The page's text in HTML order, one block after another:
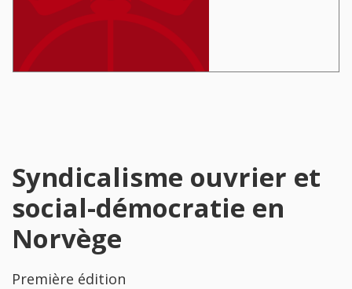
Syndicalisme ouvrier et
social-démocratie en
Norvège
Première édition